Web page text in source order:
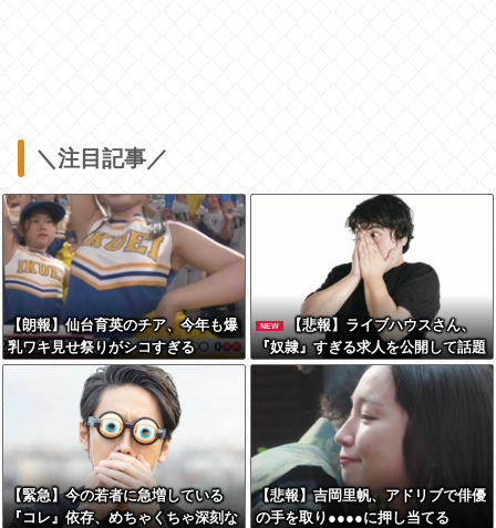
＼注目記事／
【朗報】仙台育英のチア、今年も爆
乳ワキ見せ祭りがシコすぎる
NEW
【悲報】ライブハウスさん、
『奴隷』すぎる求人を公開して話題
に
【緊急】今の若者に急増している
『コレ』依存、めちゃくちゃ深刻な
【悲報】吉岡里帆、アドリブで俳優
の手を取り●●●●に押し当てる